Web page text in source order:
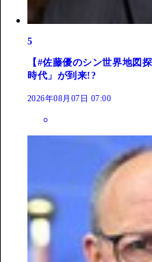
5
【#佐藤優のシン世界地図
時代」が到来!?
2026年08月07日 07:00